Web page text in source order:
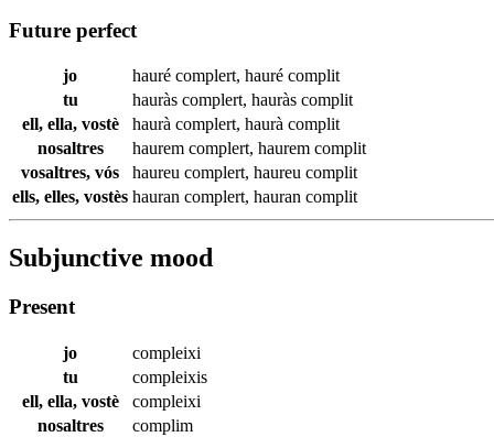
Future perfect
jo hauré complert, hauré complit
tu
hauràs complert, hauràs complit
ell, ella, vostè
haurà complert, haurà complit
nosaltres
haurem complert, haurem complit
vosaltres, vós
haureu complert, haureu complit
ells, elles, vostès hauran complert, hauran complit
Subjunctive mood
Present
jo
compleixi
tu
compleixis
ell, ella, vostè
compleixi
nosaltres
complim